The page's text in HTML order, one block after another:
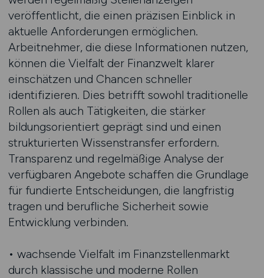
veröffentlicht, die einen präzisen Einblick in
aktuelle Anforderungen ermöglichen.
Arbeitnehmer, die diese Informationen nutzen,
können die Vielfalt der Finanzwelt klarer
einschätzen und Chancen schneller
identifizieren. Dies betrifft sowohl traditionelle
Rollen als auch Tätigkeiten, die stärker
bildungsorientiert geprägt sind und einen
strukturierten Wissenstransfer erfordern.
Transparenz und regelmäßige Analyse der
verfügbaren Angebote schaffen die Grundlage
für fundierte Entscheidungen, die langfristig
tragen und berufliche Sicherheit sowie
Entwicklung verbinden.
• wachsende Vielfalt im Finanzstellenmarkt
durch klassische und moderne Rollen